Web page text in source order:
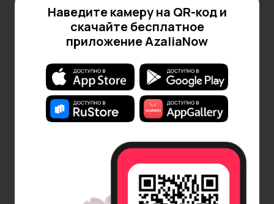
Наведите камеру на QR-код и
скачайте бесплатное
приложение AzaliaNow